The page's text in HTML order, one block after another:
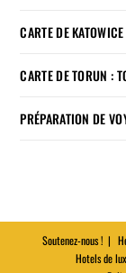
CARTE DE
CARTE DE TORUN :
PRÉPARATION DE
Soutenez-nous !
Hotels de